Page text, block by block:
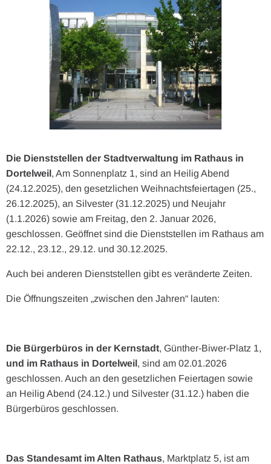
Die Dienststellen der Stadtverwaltung im Rathaus in
Dortelweil, Am Sonnenplatz 1, sind an Heilig Abend
(24.12.2025), den gesetzlichen Weihnachtsfeiertagen (25.,
26.12.2025), an Silvester (31.12.2025) und Neujahr
(1.1.2026) sowie am Freitag, den 2. Januar 2026,
geschlossen. Geöffnet sind die Dienststellen im Rathaus am
22.12., 23.12., 29.12. und 30.12.2025.
Auch bei anderen Dienststellen gibt es veränderte Zeiten.
Die Öffnungszeiten „zwischen den Jahren“ lauten:
Die Bürgerbüros in der Kernstadt, Günther-Biwer-Platz 1,
und im Rathaus in Dortelweil, sind am 02.01.2026
geschlossen. Auch an den gesetzlichen Feiertagen sowie
an Heilig Abend (24.12.) und Silvester (31.12.) haben die
Bürgerbüros geschlossen.
Das Standesamt im Alten Rathaus, Marktplatz 5, ist am